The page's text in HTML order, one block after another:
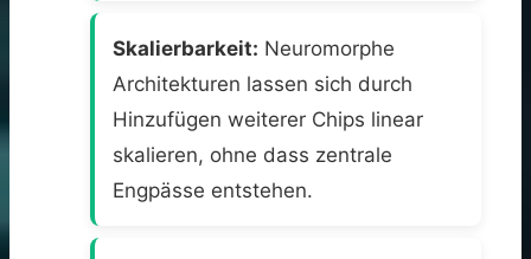
Skalierbarkeit: Neuromorphe
Architekturen lassen sich durch
Hinzufügen weiterer Chips linear
skalieren, ohne dass zentrale
Engpässe entstehen.